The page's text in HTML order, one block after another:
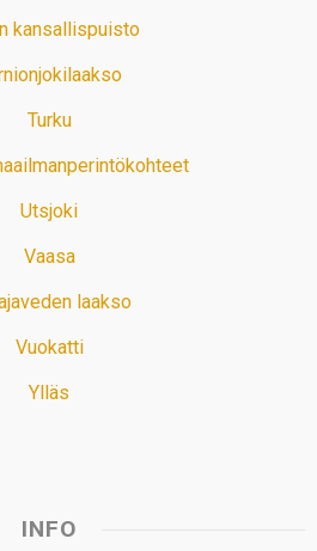
kansallispuisto
Turku
Utsjoki
Vaasa
laakso
Vuokatti
Ylläs
INFO